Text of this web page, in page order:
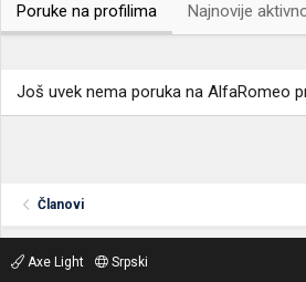
Poruke na profilima Najnovije
Još uvek nema poruka na AlfaRomeo
Članovi
Axe Light
Srpski